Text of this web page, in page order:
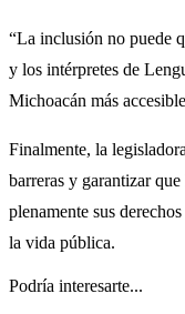
“La inclusión no puede
y los intérpretes de
Michoacán más
Finalmente, la
barreras y garantizar
plenamente sus
la vida pública.
Podría interesarte...